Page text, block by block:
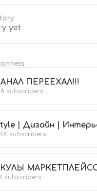
yet
ПЕРЕЕХАЛ!!!
subscribers
| Дизайн |
subscribers
subscribers